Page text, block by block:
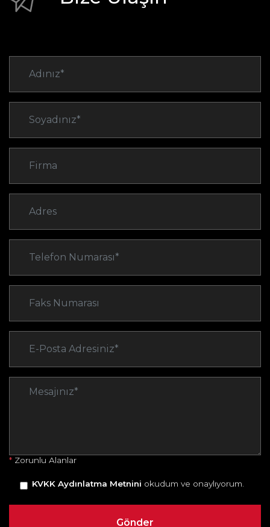
* Zorunlu Alanlar
KVKK Aydınlatma Metnini okudum ve onaylıyorum.